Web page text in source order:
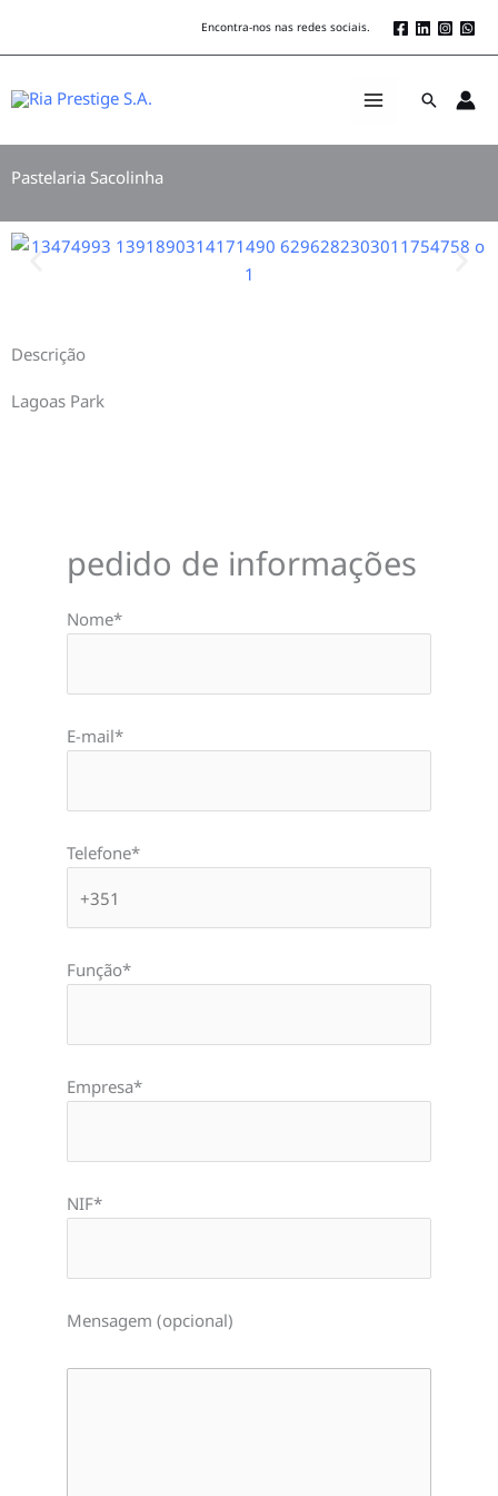
Encontra-nos nas redes sociais.
Search
Pastelaria Sacolinha
Descrição
Lagoas Park
pedido de informações
Nome*
E-mail*
Telefone*
Função*
Empresa*
NIF*
Mensagem (opcional)